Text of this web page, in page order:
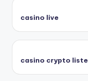
casino live
casino crypto liste